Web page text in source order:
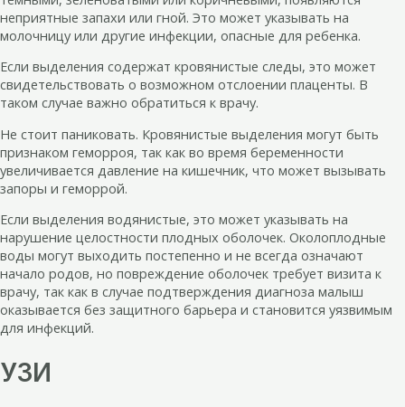
неприятные запахи или гной. Это может указывать на
молочницу или другие инфекции, опасные для ребенка.
Если выделения содержат кровянистые следы, это может
свидетельствовать о возможном отслоении плаценты. В
таком случае важно обратиться к врачу.
Не стоит паниковать. Кровянистые выделения могут быть
признаком геморроя, так как во время беременности
увеличивается давление на кишечник, что может вызывать
запоры и геморрой.
Если выделения водянистые, это может указывать на
нарушение целостности плодных оболочек. Околоплодные
воды могут выходить постепенно и не всегда означают
начало родов, но повреждение оболочек требует визита к
врачу, так как в случае подтверждения диагноза малыш
оказывается без защитного барьера и становится уязвимым
для инфекций.
УЗИ